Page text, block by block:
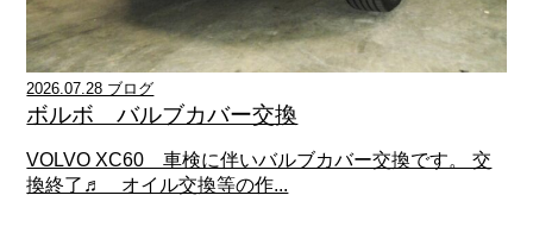
2026.07.28 ブログ
ボルボ バルブカバー交換
VOLVO XC60 車検に伴いバルブカバー交換です。 交
換終了♬ オイル交換等の作...